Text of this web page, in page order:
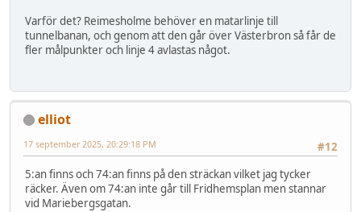
Varför det? Reimesholme behöver en matarlinje till
tunnelbanan, och genom att den går över Västerbron så får de
fler målpunkter och linje 4 avlastas något.
elliot
#12
17 september 2025, 20:29:18 PM
5:an finns och 74:an finns på den sträckan vilket jag tycker
räcker. Även om 74:an inte går till Fridhemsplan men stannar
vid Mariebergsgatan.